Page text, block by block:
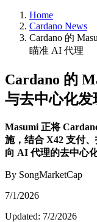
Home
Cardano News
Cardano 的
瞄准 AI 代理
Cardano 的
与去中心化
Masumi 正将
施，结合 X42 支付
向 AI 代理的去中心
By SongMarketCap
7/1/2026
Updated: 7/2/2026